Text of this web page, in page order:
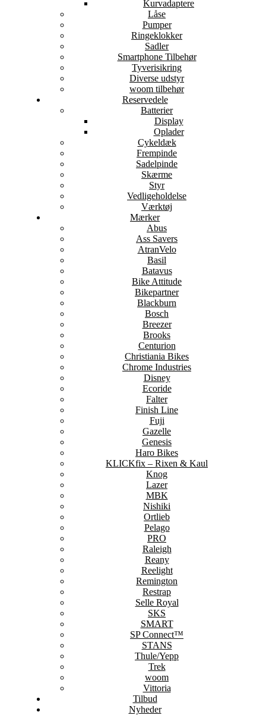
Kurvadaptere
Låse
Pumper
Ringeklokker
Sadler
Smartphone Tilbehør
Tyverisikring
Diverse udstyr
woom tilbehør
Reservedele
Batterier
Display
Oplader
Cykeldæk
Frempinde
Sadelpinde
Skærme
Styr
Vedligeholdelse
Værktøj
Mærker
Abus
Ass Savers
AtranVelo
Basil
Batavus
Bike Attitude
Bikepartner
Blackburn
Bosch
Breezer
Brooks
Centurion
Christiania Bikes
Chrome Industries
Disney
Ecoride
Falter
Finish Line
Fuji
Gazelle
Genesis
Haro Bikes
KLICKfix – Rixen & Kaul
Knog
Lazer
MBK
Nishiki
Ortlieb
Pelago
PRO
Raleigh
Reany
Reelight
Remington
Restrap
Selle Royal
SKS
SMART
SP Connect™
STANS
Thule/Yepp
Trek
woom
Vittoria
Tilbud
Nyheder